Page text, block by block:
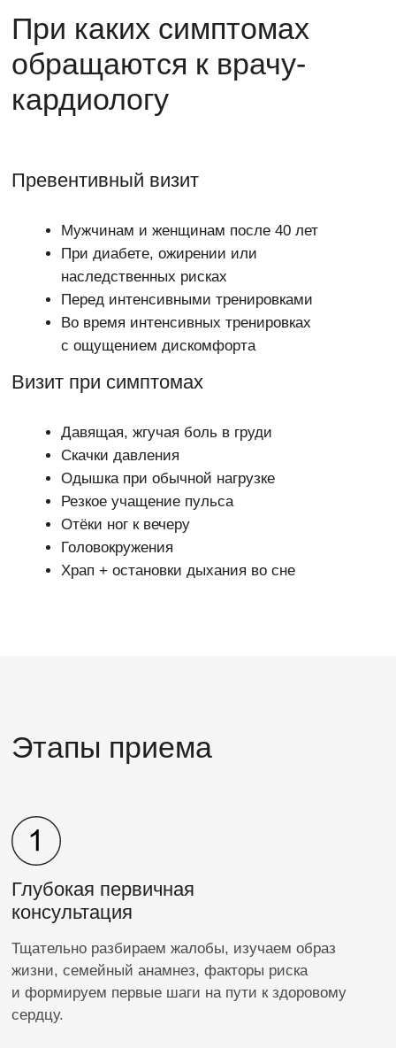
Назначение протокола
сна и активности. Всё — с фокусом на здоровье
и комфортную профилактику.
Интерпретация результатов
Объясняем все показатели простым языком,
понять, что важно именно для вас.
Контрольные приемы
корректируем план, мотивируем и поддерживаем
вас на пути к долгосрочному сердечному
Адаптация образа жизни
Вместе адаптируем план под ваш ритм, чтобы
забота о сердце стала комфортной привычкой.
Коровникова Ирина
Николаевна
диагностики